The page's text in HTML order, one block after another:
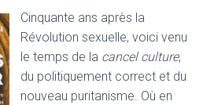
Cinquante ans après la
Révolution sexuelle, voici venu
le temps de la cancel culture,
du politiquement correct et du
nouveau puritanisme. Où en